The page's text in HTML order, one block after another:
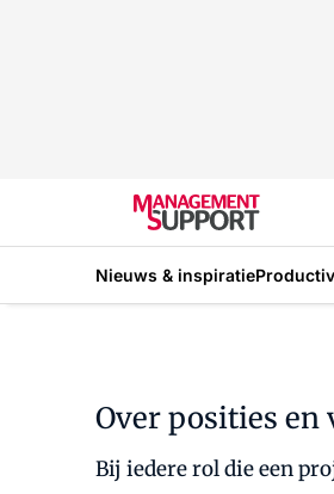
Nieuws & inspiratie
Over posities en
Bij iedere rol die een